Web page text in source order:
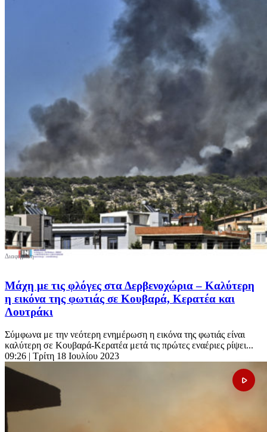
Μάχη με τις φλόγες στα Δερβενοχώρια – Καλύτερη
η εικόνα της φωτιάς σε Κουβαρά, Κερατέα και
Λουτράκι
Σύμφωνα με την νεότερη ενημέρωση η εικόνα της φωτιάς είναι
καλύτερη σε Κουβαρά-Κερατέα μετά τις πρώτες εναέριες ρίψει...
09:26 | Τρίτη 18 Ιουλίου 2023